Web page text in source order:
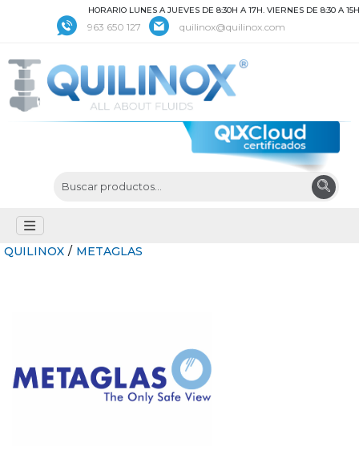
HORARIO LUNES A JUEVES DE 8:30H A 17H. VIERNES DE 8:30 A 15H
963 650 127 quilinox@quilinox.com
QUILINOX / METAGLAS